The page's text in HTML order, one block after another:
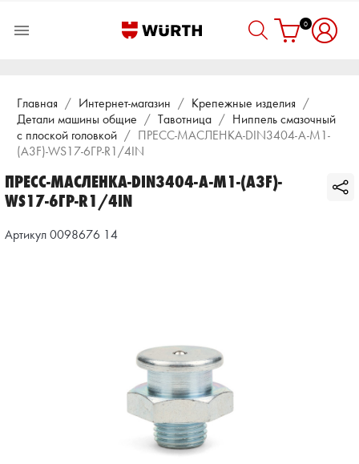
 0
Главная Интернет-магазин
Крепежные изделия
Детали машины общие
Тавотница
Ниппель смазочный
с плоской головкой
ПРЕСС-МАСЛЕНКА-DIN3404-A-M1-
(A3F)-WS17-6ГР-R1/4IN
ПРЕСС-МАСЛЕНКА-DIN3404-A-M1-(A3F)-
WS17-6ГР-R1/4IN
Артикул 0098676 14